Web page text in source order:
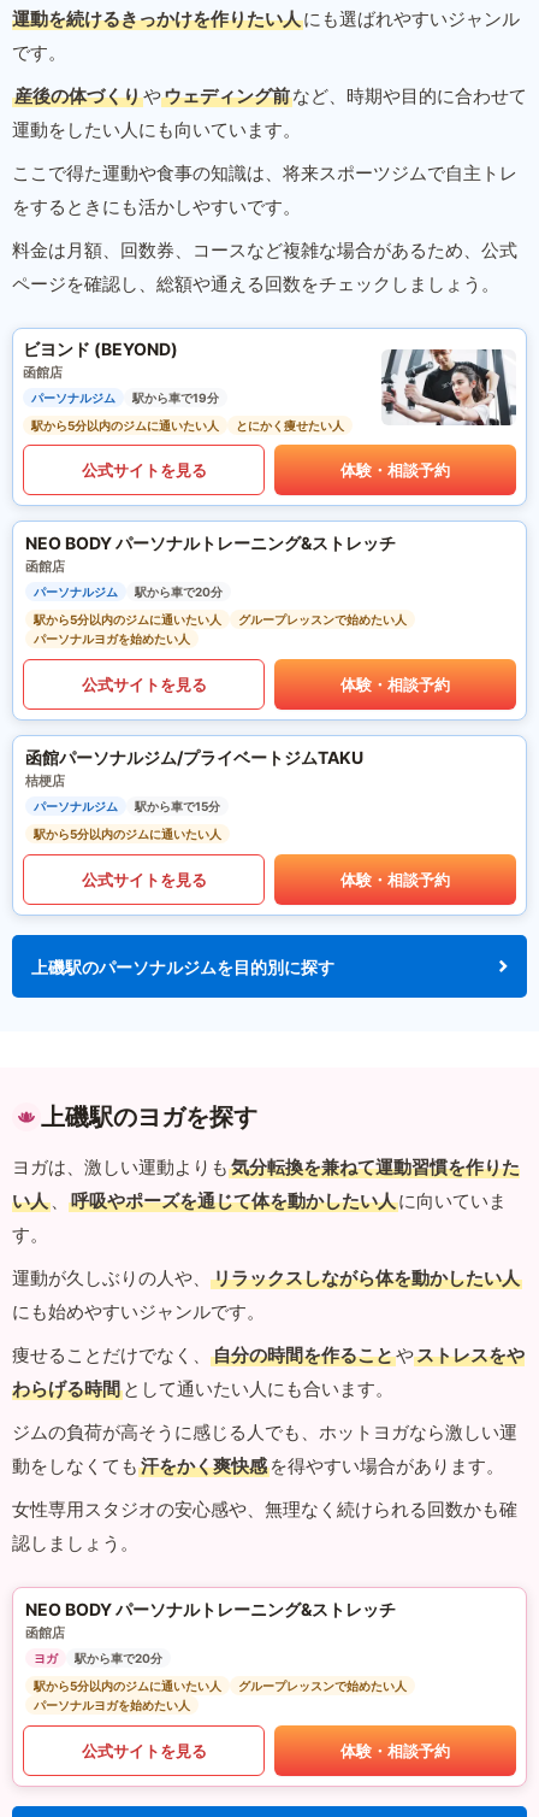
運動を続けるきっかけを作りたい人にも選ばれやすいジャンル
です。
産後の体づくりやウェディング前など、時期や目的に合わせて
運動をしたい人にも向いています。
ここで得た運動や食事の知識は、将来スポーツジムで自主トレ
をするときにも活かしやすいです。
料金は月額、回数券、コースなど複雑な場合があるため、公式
ページを確認し、総額や通える回数をチェックしましょう。
ビヨンド (BEYOND)
函館店
パーソナルジム
駅から車で19分
駅から5分以内のジムに通いたい人
とにかく痩せたい人
公式サイトを見る 体験・相談予約
NEO BODY パーソナルトレーニング&ストレッチ
函館店
パーソナルジム
駅から車で20分
駅から5分以内のジムに通いたい人
グループレッスンで始めたい人
パーソナルヨガを始めたい人
公式サイトを見る 体験・相談予約
函館パーソナルジム/プライベートジムTAKU
桔梗店
パーソナルジム
駅から車で15分
駅から5分以内のジムに通いたい人
公式サイトを見る 体験・相談予約
上磯駅のパーソナルジムを目的別に探す
上磯駅のヨガを探す
ヨガは、激しい運動よりも 気分転換を兼ねて運動習慣を作りた
い人 、 呼吸やポーズを通じて体を動かしたい人に向いていま
す。
運動が久しぶりの人や、
リラックスしながら体を動かしたい人
にも始めやすいジャンルです。
痩せることだけでなく、
自分の時間を作ることやストレスをや
わらげる時間 として通いたい人にも合います。
ジムの負荷が高そうに感じる人でも、ホットヨガなら激しい運
動をしなくても 汗をかく爽快感 を得やすい場合があります。
女性専用スタジオの安心感や、無理なく続けられる回数かも確
認しましょう。
NEO BODY パーソナルトレーニング&ストレッチ
函館店
ヨガ
駅から車で20分
駅から5分以内のジムに通いたい人
グループレッスンで始めたい人
パーソナルヨガを始めたい人
公式サイトを見る 体験・相談予約